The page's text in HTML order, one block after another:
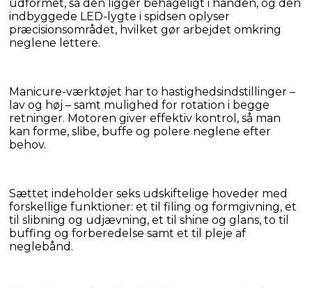
udformet, så den ligger behageligt i hånden, og den
indbyggede LED-lygte i spidsen oplyser
præcisionsområdet, hvilket gør arbejdet omkring
neglene lettere.
Manicure-værktøjet har to hastighedsindstillinger –
lav og høj – samt mulighed for rotation i begge
retninger. Motoren giver effektiv kontrol, så man
kan forme, slibe, buffe og polere neglene efter
behov.
Sættet indeholder seks udskiftelige hoveder med
forskellige funktioner: et til filing og formgivning, et
til slibning og udjævning, et til shine og glans, to til
buffing og forberedelse samt et til pleje af
neglebånd.